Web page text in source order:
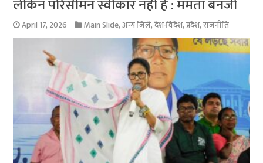
लेकिन परिसीमन स्वीकार नहीं है : ममता बनर्जी
April 17, 2026 Main Slide,अन्य जिले,देश-विदेश,प्रदेश,राजनीति